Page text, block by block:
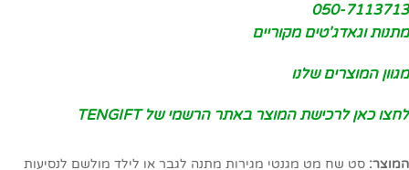
050-7113713
מתנות וגאדג'טים מקוריים
מגוון המוצרים שלנו
לחצו כאן לרכישת המוצר באתר הרשמי של TENGIFT
המוצר: סט שח מט מגנטי מגירות מתנה לגבר או לילד מולשם לנסיעות